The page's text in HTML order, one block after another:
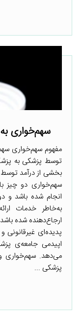
سهم‌خواری
مفهوم سهم‌خواری
توسط پزشکی به
بخشی از درآمد
سهم‌خواری دو چیز
انجام شده باشد و
به‌خاطر خدمات
ارجاع‌دهنده شده
پدیده‌ای غیرقانونی
اپیدمی جامعه‌ی
می‌دهد. سهم‌خواری
پزشکی ...